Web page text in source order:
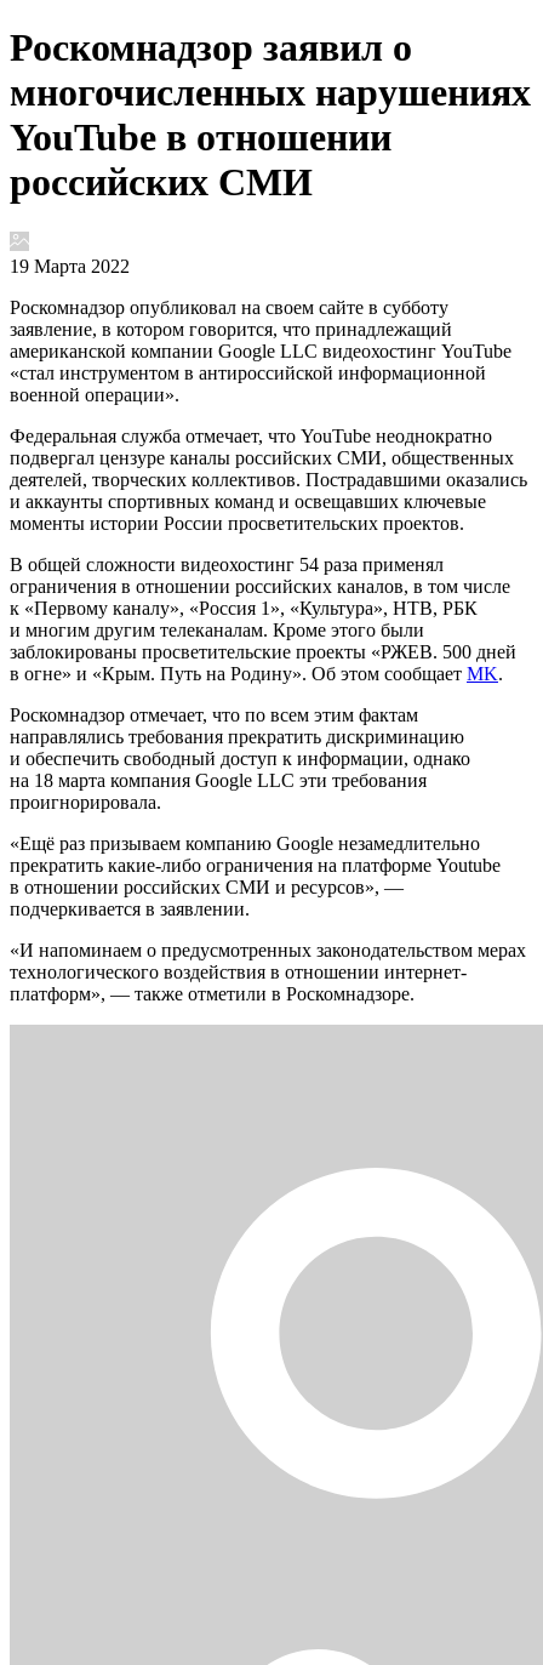
Роскомнадзор заявил о
многочисленных нарушениях
YouTube в отношении
российских СМИ
19 Марта 2022
Роскомнадзор опубликовал на своем сайте в субботу
заявление, в котором говорится, что принадлежащий
американской компании Google LLC видеохостинг YouTube
«стал инструментом в антироссийской информационной
военной операции».
Федеральная служба отмечает, что YouTube неоднократно
подвергал цензуре каналы российских СМИ, общественных
деятелей, творческих коллективов. Пострадавшими оказались
и аккаунты спортивных команд и освещавших ключевые
моменты истории России просветительских проектов.
В общей сложности видеохостинг 54 раза применял
ограничения в отношении российских каналов, в том числе
к «Первому каналу», «Россия 1», «Культура», НТВ, РБК
и многим другим телеканалам. Кроме этого были
заблокированы просветительские проекты «РЖЕВ. 500 дней
в огне» и «Крым. Путь на Родину». Об этом сообщает MK.
Роскомнадзор отмечает, что по всем этим фактам
направлялись требования прекратить дискриминацию
и обеспечить свободный доступ к информации, однако
на 18 марта компания Google LLC эти требования
проигнорировала.
«Ещё раз призываем компанию Google незамедлительно
прекратить какие-либо ограничения на платформе Youtube
в отношении российских СМИ и ресурсов», —
подчеркивается в заявлении.
«И напоминаем о предусмотренных законодательством мерах
технологического воздействия в отношении интернет-
платформ», — также отметили в Роскомнадзоре.